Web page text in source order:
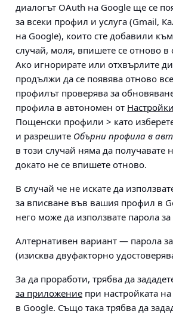
диалогът OAuth на Google ще се
за всеки профил и услуга (Gmail,
на Google), които сте добавили
случай, моля, впишете се отново в
Ако игнорирате или отхвърлите
продължи да се появява отново
профилът проверява за
профила в автономен от Настройки
Пощенски профили > като
и разрешите Обърни профила в
в този случай няма да получавате
докато не се впишете отново.
В случай че не искате да
за вписване във вашия профил в
него може да използвате парола
Алтернативен вариант — парола
(изисква двуфакторно
За да проработи, трябва да
за приложение при настройката
в Google. Също така трябва да